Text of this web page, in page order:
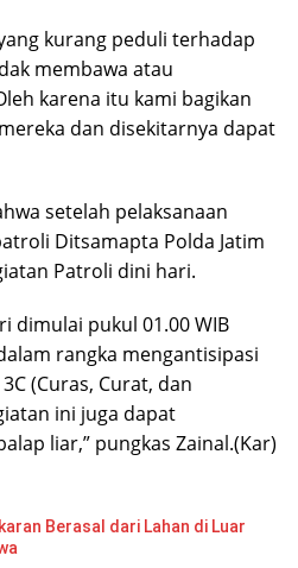
kurang peduli terhadap
membawa atau
karena itu kami bagikan
dan disekitarnya dapat
setelah pelaksanaan
Ditsamapta Polda Jatim
Patroli dini hari.
dimulai pukul 01.00 WIB
rangka mengantisipasi
(Curas, Curat, dan
ini juga dapat
liar,” pungkas Zainal.(Kar)
Berasal dari Lahan di Luar